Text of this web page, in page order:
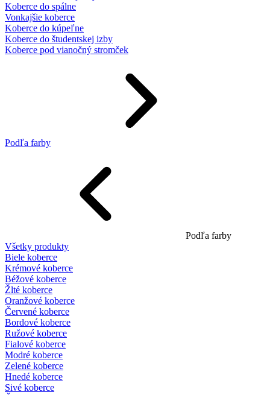
Koberce do spálne
Vonkajšie koberce
Koberce do kúpeľne
Koberce do študentskej izby
Koberce pod vianočný stromček
Podľa farby
Podľa farby
Všetky produkty
Biele koberce
Krémové koberce
Béžové koberce
Žlté koberce
Oranžové koberce
Červené koberce
Bordové koberce
Ružové koberce
Fialové koberce
Modré koberce
Zelené koberce
Hnedé koberce
Sivé koberce